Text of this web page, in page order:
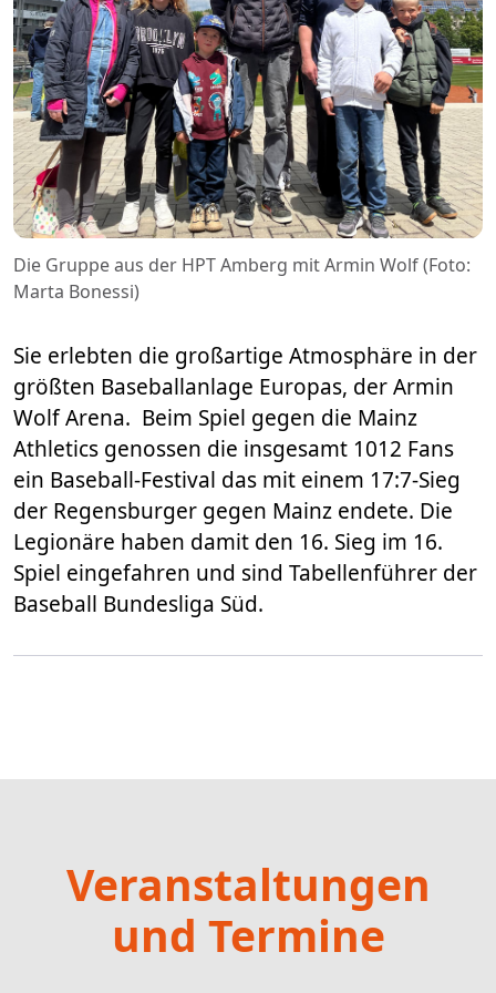
Die Gruppe aus der HPT Amberg mit Armin Wolf (Foto:
Marta Bonessi)
Sie erlebten die großartige Atmosphäre in der
größten Baseballanlage Europas, der Armin
Wolf Arena. Beim Spiel gegen die Mainz
Athletics genossen die insgesamt 1012 Fans
ein Baseball-Festival das mit einem 17:7-Sieg
der Regensburger gegen Mainz endete. Die
Legionäre haben damit den 16. Sieg im 16.
Spiel eingefahren und sind Tabellenführer der
Baseball Bundesliga Süd.
Veranstaltungen
und Termine